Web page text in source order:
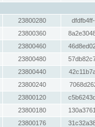
23800280
23800360
23800460
23800480
23800440
23800240
23800120
23800180
23800176